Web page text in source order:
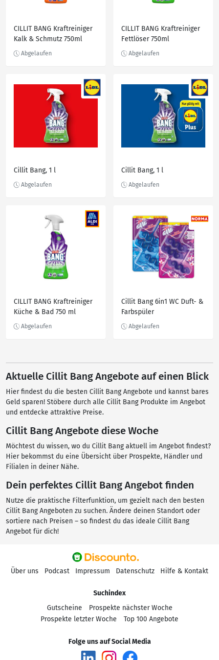
CILLIT BANG Kraftreiniger
Kalk & Schmutz 750ml
CILLIT BANG Kraftreiniger
Fettlöser 750ml
Cillit Bang, 1 l Cillit Bang, 1 l
CILLIT BANG Kraftreiniger
Küche & Bad 750 ml
Cillit Bang 6in1 WC Duft- &
Farbspüler
Aktuelle Cillit Bang Angebote auf einen Blick
Hier findest du die besten Cillit Bang Angebote und kannst bares
Geld sparen! Stöbere durch alle Cillit Bang Produkte im Angebot
und entdecke attraktive Preise.
Cillit Bang Angebote diese Woche
Möchtest du wissen, wo du Cillit Bang aktuell im Angebot findest?
Hier bekommst du eine Übersicht über Prospekte, Händler und
Filialen in deiner Nähe.
Dein perfektes Cillit Bang Angebot finden
Nutze die praktische Filterfunktion, um gezielt nach den besten
Cillit Bang Angeboten zu suchen. Ändere deinen Standort oder
sortiere nach Preisen – so findest du das ideale Cillit Bang
Angebot für dich!
Über uns Podcast Impressum Datenschutz Hilfe & Kontakt
Suchindex
Gutscheine
Prospekte nächster Woche
Prospekte letzter Woche
Top 100 Angebote
Folge uns auf Social Media